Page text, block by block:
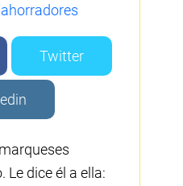
Twitter
Le dice él a ella: